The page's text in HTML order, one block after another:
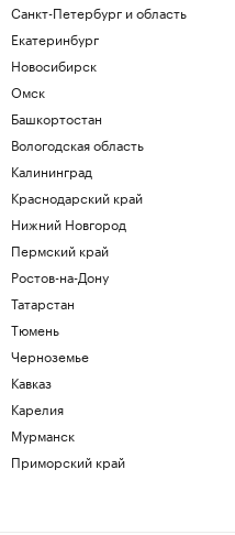
Санкт-Петербург и область
Екатеринбург
Новосибирск
Омск
Башкортостан
Вологодская область
Калининград
Краснодарский край
Нижний Новгород
Пермский край
Ростов-на-Дону
Татарстан
Тюмень
Черноземье
Кавказ
Карелия
Мурманск
Приморский край